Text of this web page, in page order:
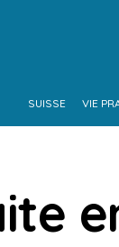
SUISSE VIE